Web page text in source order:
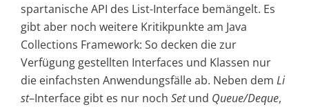
spartanische API des List-Interface bemängelt. Es
gibt aber noch weitere Kritikpunkte am Java
Collections Framework: So decken die zur
Verfügung gestellten Interfaces und Klassen nur
die einfachsten Anwendungsfälle ab. Neben dem Li
st–Interface gibt es nur noch Set und Queue/Deque,